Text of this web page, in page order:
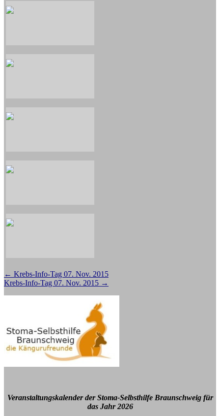
Beitragsnavigation
← Krebs-Info-Tag 07. Nov. 2015
Krebs-Info-Tag 07. Nov. 2015 →
Veranstaltungskalender der Stoma-Selbsthilfe Braunschweig für
das Jahr 2026